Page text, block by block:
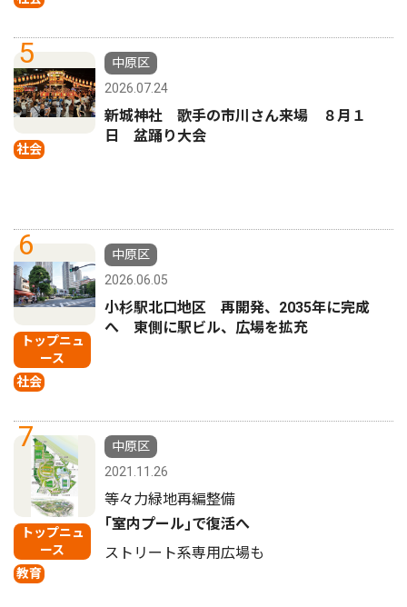
5
社会
中原区
2026.07.24
新城神社 歌手の市川さん来場 ８月１
日 盆踊り大会
6
トップニュ
ース
社会
中原区
2026.06.05
小杉駅北口地区 再開発、2035年に完成
へ 東側に駅ビル、広場を拡充
7
トップニュ
ース
教育
中原区
2021.11.26
等々力緑地再編整備
｢室内プール｣で復活へ
ストリート系専用広場も